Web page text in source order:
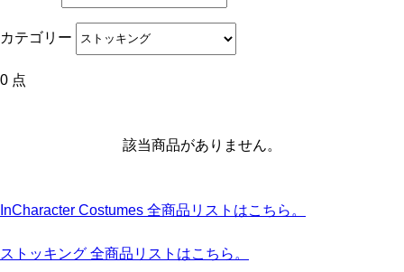
カテゴリー
0 点
該当商品がありません。
InCharacter Costumes 全商品リストはこちら。
ストッキング 全商品リストはこちら。